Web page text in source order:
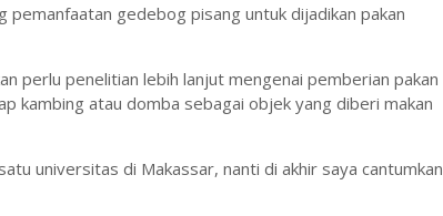
gedebog pisang untuk dijadikan pakan
perlu penelitian lebih lanjut mengenai pemberian pakan
kambing atau domba sebagai objek yang diberi makan
universitas di Makassar, nanti di akhir saya cantumkan